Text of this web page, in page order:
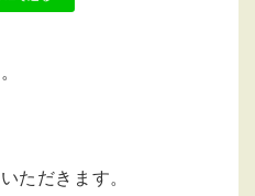
ただきます。